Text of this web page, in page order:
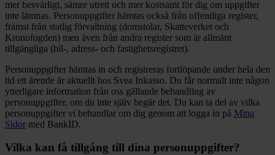
mer besvärligt, sämre utrett och mer kostsamt för dig om uppgifter
inte lämnas. Personuppgifter hämtas också från offentliga register,
främst från statlig förvaltning (domstolar, Skatteverket och
Kronofogden) men även från andra register som är allmänt
tillgängliga (bil-, adress- och fastighetsregistret).
Personuppgifter hämtas in och registreras fortlöpande under hela den
tid ett ärende är aktuellt hos Svea Inkasso. Du får normalt inte någon
ytterligare information från oss gällande behandling av
personuppgifter, om du inte själv begär det. Du kan ta del av vilka
personuppgifter vi behandlar om dig genom att logga in på Mina
Sidor med BankID.
Vilka kan få tillgång till dina personuppgifter?